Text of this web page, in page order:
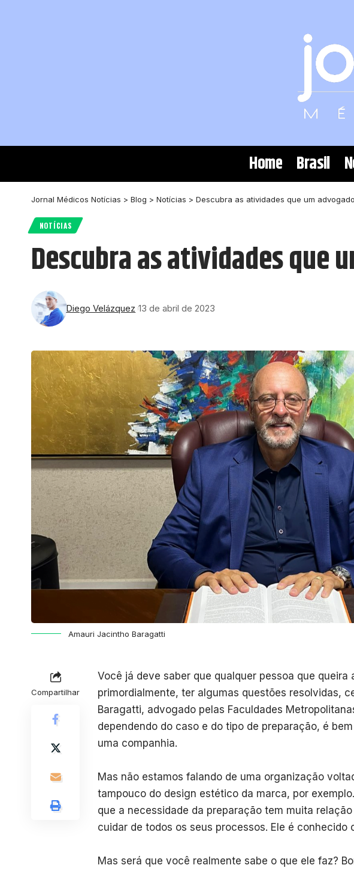
Home Brasil
Jornal Médicos Notícias > Blog > Notícias > Descubra as atividades que um
NOTÍCIAS
Descubra as atividades que
Diego Velázquez 13 de abril de 2023
Amauri Jacintho Baragatti
Compartilhar
Você já deve saber que qualquer pessoa que queira
primordialmente, ter algumas questões resolvidas,
Baragatti, advogado pelas Faculdades
dependendo do caso e do tipo de preparação, é
uma companhia.
Mas não estamos falando de uma organização
tampouco do design estético da marca, por
que a necessidade da preparação tem muita
cuidar de todos os seus processos. Ele é conhecido
Mas será que você realmente sabe o que ele faz?